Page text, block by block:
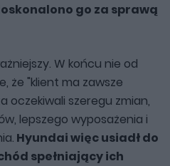
go za sprawą
W końcu nie od
że "klient ma zawsze
oczekiwali szeregu zmian,
lepszego wyposażenia i
Hyundai więc usiadł do
spełniający ich